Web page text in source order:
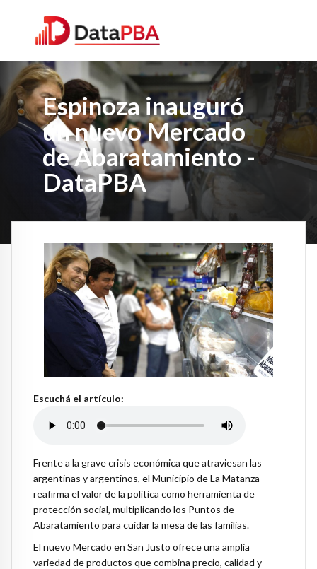
Espinoza inauguró
un nuevo Mercado
de Abaratamiento -
DataPBA
Escuchá el artículo:
Frente a la grave crisis económica que atraviesan las
argentinas y argentinos, el Municipio de La Matanza
reafirma el valor de la política como herramienta de
protección social, multiplicando los Puntos de
Abaratamiento para cuidar la mesa de las familias.
El nuevo Mercado en San Justo ofrece una amplia
variedad de productos que combina precio, calidad y